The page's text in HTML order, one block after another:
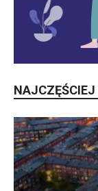
NAJCZĘŚCIEJ